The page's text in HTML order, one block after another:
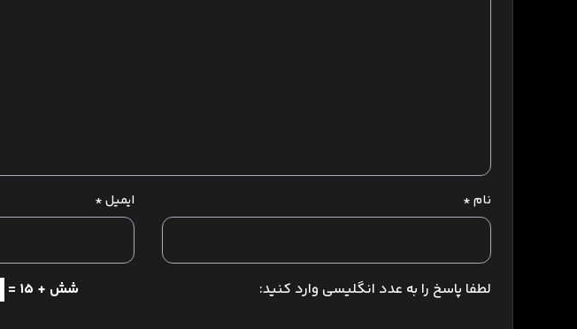
نام* ایمیل*
لطفا پاسخ را به عدد انگلیسی وارد کنید:
شش + 15 =